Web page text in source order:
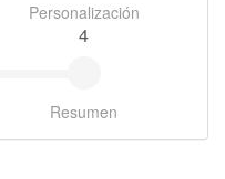
Personalización
4
Resumen